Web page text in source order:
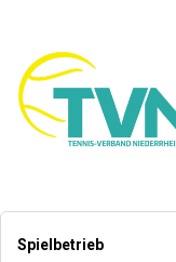
Spielbetrieb